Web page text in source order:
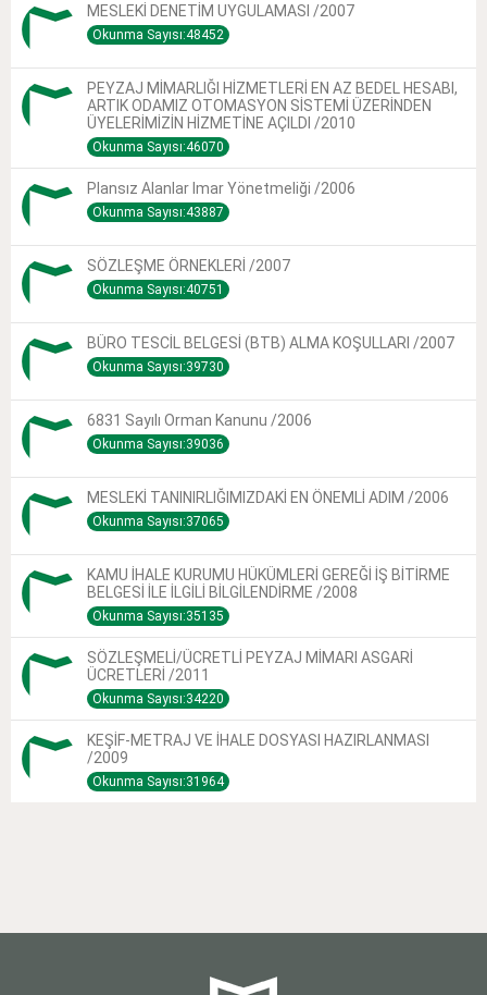
MESLEKİ DENETİM UYGULAMASI /2007
Okunma Sayısı:48452
PEYZAJ MİMARLIĞI HİZMETLERİ EN AZ BEDEL HESABI,
ARTIK ODAMIZ OTOMASYON SİSTEMİ ÜZERİNDEN
ÜYELERİMİZİN HİZMETİNE AÇILDI /2010
Okunma Sayısı:46070
Plansız Alanlar Imar Yönetmeliği /2006
Okunma Sayısı:43887
SÖZLEŞME ÖRNEKLERİ /2007
Okunma Sayısı:40751
BÜRO TESCİL BELGESİ (BTB) ALMA KOŞULLARI /2007
Okunma Sayısı:39730
6831 Sayılı Orman Kanunu /2006
Okunma Sayısı:39036
MESLEKİ TANINIRLIĞIMIZDAKİ EN ÖNEMLİ ADIM /2006
Okunma Sayısı:37065
KAMU İHALE KURUMU HÜKÜMLERİ GEREĞİ İŞ BİTİRME
BELGESİ İLE İLGİLİ BİLGİLENDİRME /2008
Okunma Sayısı:35135
SÖZLEŞMELİ/ÜCRETLİ PEYZAJ MİMARI ASGARİ
ÜCRETLERİ /2011
Okunma Sayısı:34220
KEŞİF-METRAJ VE İHALE DOSYASI HAZIRLANMASI
/2009
Okunma Sayısı:31964